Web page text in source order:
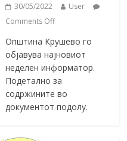
30/05/2022
User
Comments Off
Општина Крушево го
објавува најновиот
неделен информатор.
Подетално за
содржините во
документот подолу.